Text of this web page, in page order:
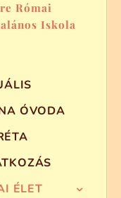
Római
Iskola
ÓVODA
ÉLET